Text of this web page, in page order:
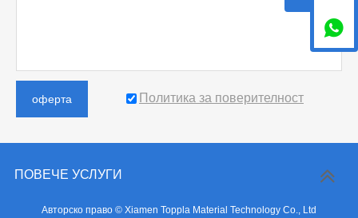
оферта Политика за поверителност
ПОВЕЧЕ УСЛУГИ
Авторско право © Xiamen Toppla Material Technology Co., Ltd
